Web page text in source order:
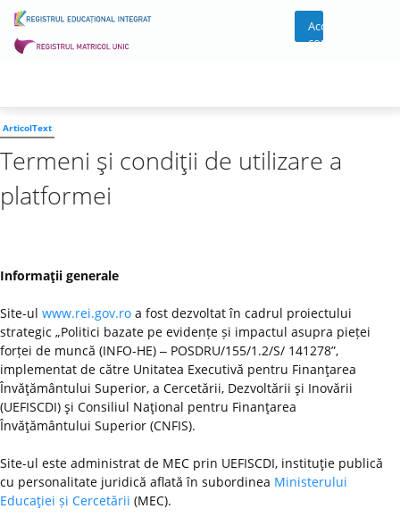
Acces
cont
ArticolText
Termeni şi condiţii de utilizare a
platformei
Informaţii generale
Site-ul www.rei.gov.ro a fost dezvoltat în cadrul proiectului
strategic „Politici bazate pe evidențe și impactul asupra pieței
forței de muncă (INFO-HE) ‒ POSDRU/155/1.2/S/ 141278”,
implementat de către Unitatea Executivă pentru Finanţarea
Învăţământului Superior, a Cercetării, Dezvoltării şi Inovării
(UEFISCDI) şi Consiliul Naţional pentru Finanţarea
Învăţământului Superior (CNFIS).
Site-ul este administrat de MEC prin UEFISCDI, instituţie publică
cu personalitate juridică aflată în subordinea Ministerului
Educaţiei și Cercetării (MEC).